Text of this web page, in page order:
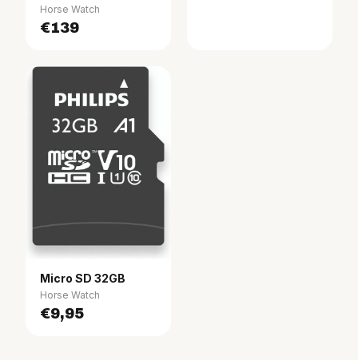
Horse Watch
€139
Micro SD 32GB
Horse Watch
€9,95